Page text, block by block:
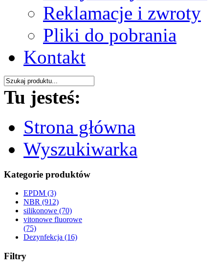
Reklamacje i zwroty
Pliki do pobrania
Kontakt
Tu jesteś:
Strona główna
Wyszukiwarka
Kategorie produktów
EPDM (3)
NBR (912)
silikonowe (70)
vitonowe fluorowe
(75)
Dezynfekcja (16)
Filtry